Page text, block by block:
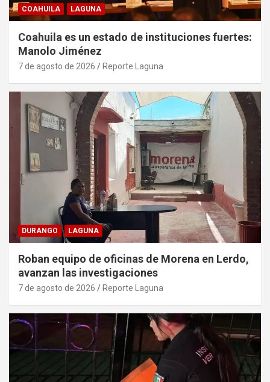
COAHUILA LAGUNA
Coahuila es un estado de instituciones fuertes:
Manolo Jiménez
7 de agosto de 2026 Reporte Laguna
DURANGO LAGUNA
Roban equipo de oficinas de Morena en Lerdo,
avanzan las investigaciones
7 de agosto de 2026 Reporte Laguna